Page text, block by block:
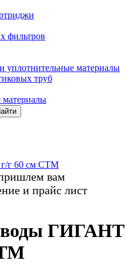
фильтров
уплотнительные материалы
труб
материалы
г 60 см СТМ
вам
и прайс лист
воды ГИГАНТ